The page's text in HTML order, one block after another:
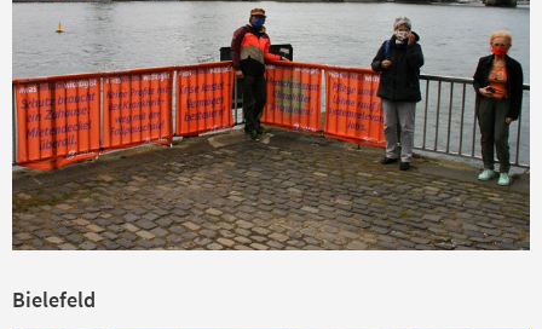
Bielefeld